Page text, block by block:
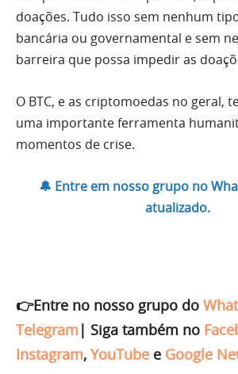
doações. Tudo isso sem nenhum
bancária ou governamental e sem
barreira que possa impedir as
O BTC, e as criptomoedas no geral,
uma importante ferramenta
momentos de crise.
🔔 Entre em nosso grupo no
atualizado.
👉Entre no nosso grupo do
Telegram | Siga também no
Instagram, YouTube e Google